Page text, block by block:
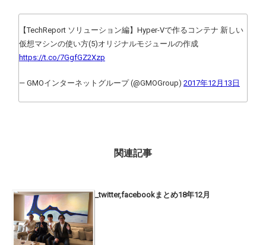
【TechReport ソリューション編】Hyper-Vで作るコンテナ 新しい
仮想マシンの使い方(5)オリジナルモジュールの作成
https://t.co/7GgfGZ2Xzp
— GMOインターネットグループ (@GMOGroup) 2017年12月13日
関連記事
_twitter,facebookまとめ18年12月